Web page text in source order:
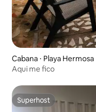
Cabana ⋅ Playa Hermosa
Aqui me fico
Superhost
Superhost